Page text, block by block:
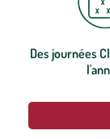
Des journées